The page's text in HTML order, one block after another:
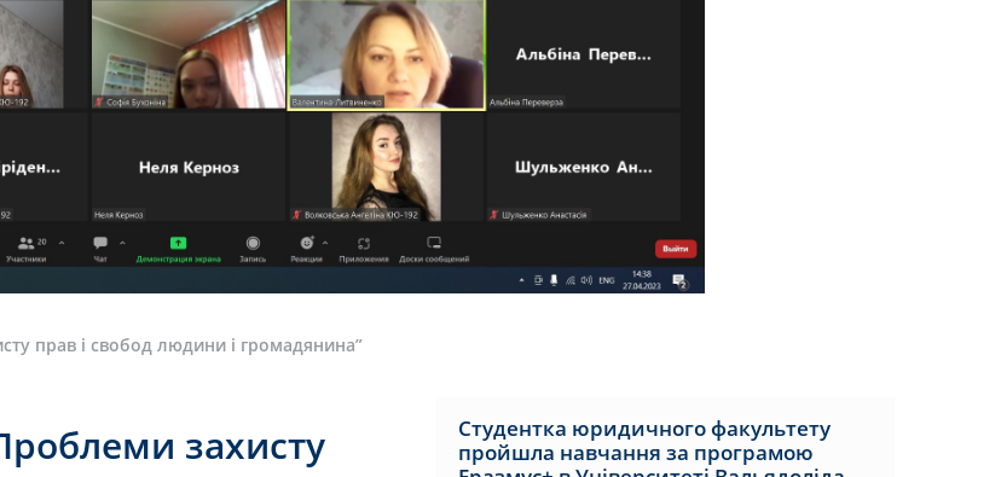
прав і свобод людини і громадянина”
захисту
Студентка юридичного факультету
пройшла навчання за програмою